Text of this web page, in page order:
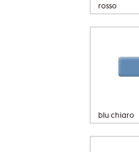
rosso
blu chiaro